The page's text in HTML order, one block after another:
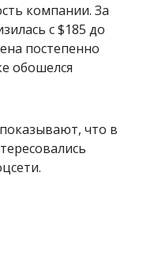
компании. За
с $185 до
постепенно
обошелся
что в